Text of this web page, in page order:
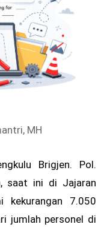
MH
Brigjen. Pol.
saat ini di Jajaran
kekurangan 7.050
jumlah personel di